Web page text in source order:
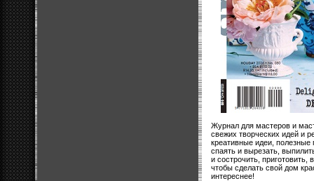
Журнал для мастеров и
свежих творческих идей и
креативные идеи, полезные
спаять и вырезать,
и сострочить,
чтобы сделать свой дом
интереснее!